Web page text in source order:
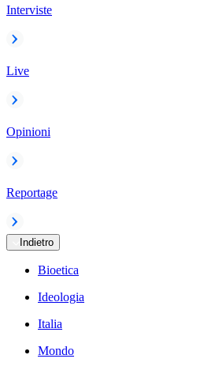
Interviste
Live
Opinioni
Reportage
Indietro
Bioetica
Ideologia
Italia
Mondo